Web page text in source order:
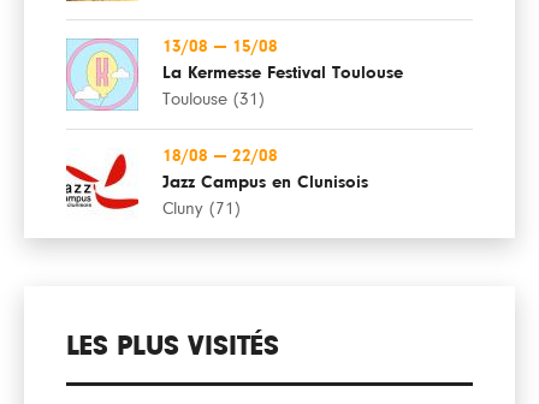
13/08 — 15/08
La Kermesse Festival Toulouse
Toulouse (31)
18/08 — 22/08
Jazz Campus en Clunisois
Cluny (71)
LES PLUS VISITÉS